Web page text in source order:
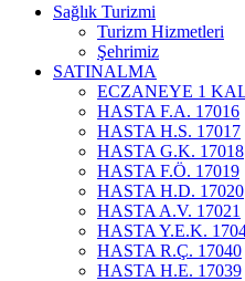
Sağlık Turizmi
Turizm Hizmetleri
Şehrimiz
SATINALMA
ECZANEYE 1
HASTA F.A. 17016
HASTA H.S. 17017
HASTA G.K. 17018
HASTA F.Ö. 17019
HASTA H.D. 17020
HASTA A.V. 17021
HASTA Y.E.K.
HASTA R.Ç. 17040
HASTA H.E. 17039